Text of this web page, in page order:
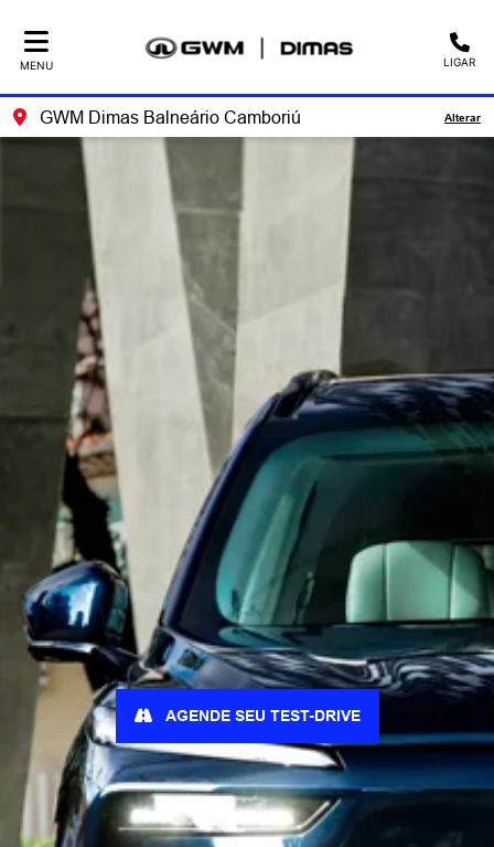
MENU LIGAR
GWM Dimas Balneário Camboriú Alterar
AGENDE SEU TEST-DRIVE